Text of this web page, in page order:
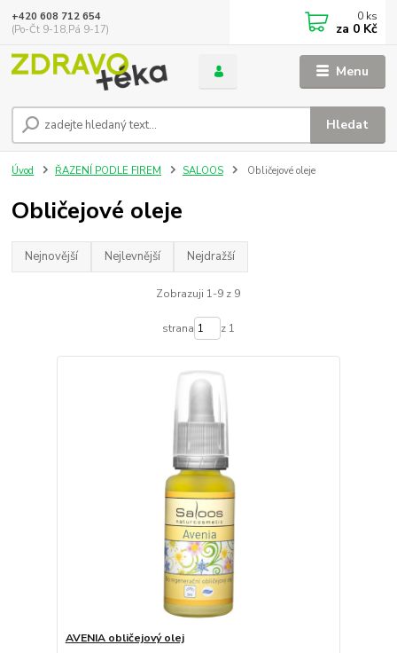
Menu
Hledat
+420 608 712 654
(Po-Čt 9-18,Pá 9-17)
0 ks
za 0 Kč
Úvod ŘAZENÍ PODLE FIREM SALOOS Obličejové oleje
Obličejové oleje
Nejnovější Nejlevnější Nejdražší
Zobrazuji 1-9 z 9
strana z 1
AVENIA obličejový olej